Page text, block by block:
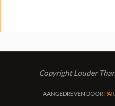
Copyright Louder
AANGEDREVEN DOOR